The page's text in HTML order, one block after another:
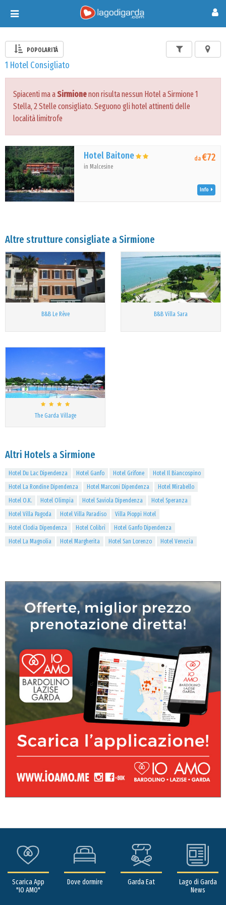
Toggle
navigation
POPOLARITÀ
1 Hotel Consigliato
Spiacenti ma aSirmionenon risulta nessun Hotel a Sirmione 1
Stella, 2 Stelle consigliato. Seguono gli hotel attinenti delle
località limitrofe
Hotel Baitone
in Malcesine
da€72
Info
Altre strutture consigliate a Sirmione
B&B Le Rêve B&B Villa Sara
The Garda Village
Altri Hotels a Sirmione
Hotel Du Lac Dipendenza Hotel Ganfo Hotel Grifone
Hotel Il Biancospino
Hotel La Rondine Dipendenza
Hotel Marconi Dipendenza
Hotel Mirabello
Hotel O.K.
Hotel Olimpia Hotel Saviola Dipendenza
Hotel Speranza
Hotel Villa Pagoda
Hotel Villa Paradiso
Villa Pioppi Hotel
Hotel Clodia Dipendenza
Hotel Colibrì
Hotel Ganfo Dipendenza
Hotel La Magnolia
Hotel Margherita Hotel San Lorenzo Hotel Venezia
Scarica App
"IO AMO"
Dove dormire Garda Eat
Lago di Garda
News